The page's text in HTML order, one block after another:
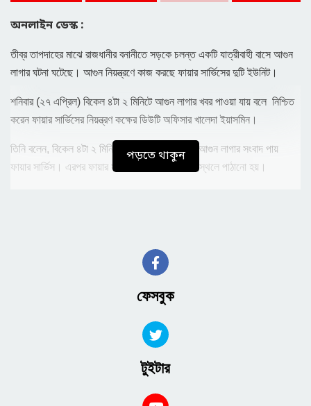
অনলাইন ডেস্ক :
তীব্র তাপদাহের মাঝে রাজধানীর বনানীতে সড়কে চলন্ত একটি যাত্রীবাহী বাসে আগুন
লাগার ঘটনা ঘটেছে। আগুন নিয়ন্ত্রণে কাজ করছে ফায়ার সার্ভিসের দুটি ইউনিট।
শনিবার (২৭ এপ্রিল) বিকেল ৪টা ২ মিনিটে আগুন লাগার খবর পাওয়া যায় বলে নিশ্চিত
করেন ফায়ার সার্ভিসের নিয়ন্ত্রণ কক্ষের ডিউটি অফিসার খালেদা ইয়াসমিন।
তিনি বলেন, বিকেল ৪টা ২ মিনিটে যাত্রীবাহী একটি বাসে আগুন লাগার সংবাদ পায়
ফায়ার সার্ভিস। এরপর ফায়ার সার্ভিসের দুটি ইউনিট ঘটনাস্থলে পাঠানো হয়।
পড়তে থাকুন
ফেসবুক
টুইটার